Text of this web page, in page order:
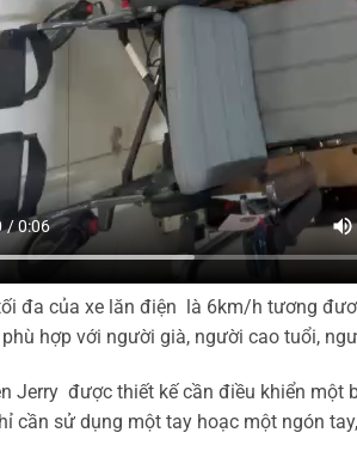
đa của xe lăn điện là 6km/h tương
hợp với người già, người cao tuổi,
Jerry được thiết kế cần điều khiển một
cần sử dụng một tay hoạc một ngón